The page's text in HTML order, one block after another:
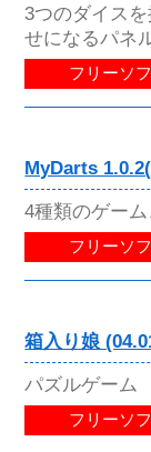
3つのダイス
せになるパネ
フリーソ
MyDarts
4種類のゲー
フリーソ
箱入り娘
パズルゲーム
フリーソ